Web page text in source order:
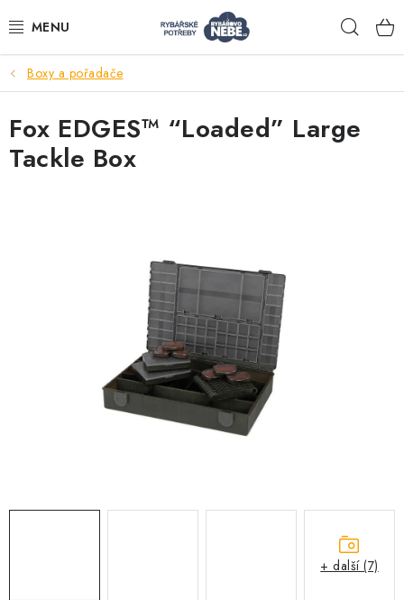
na
Akce
Navijáky
Boxy a pořadače
Fox EDGES™ “Loaded” Large
Tackle Box
+ další (7)